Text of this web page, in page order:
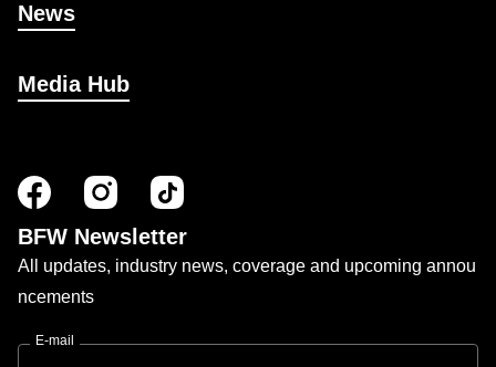
News
Media Hub
BFW Newsletter
All updates, industry news, coverage and upcoming annou
ncements
E-mail